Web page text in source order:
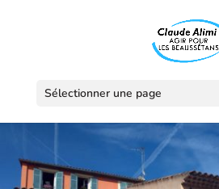
Sélectionner une page